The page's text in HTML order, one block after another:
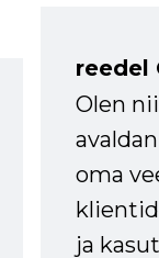
reedel
Olen
oma
ja